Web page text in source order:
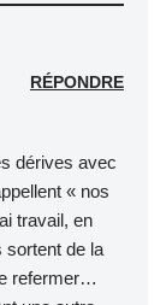
RÉPONDRE
dérives avec
« nos
travail, en
sortent de la
refermer…